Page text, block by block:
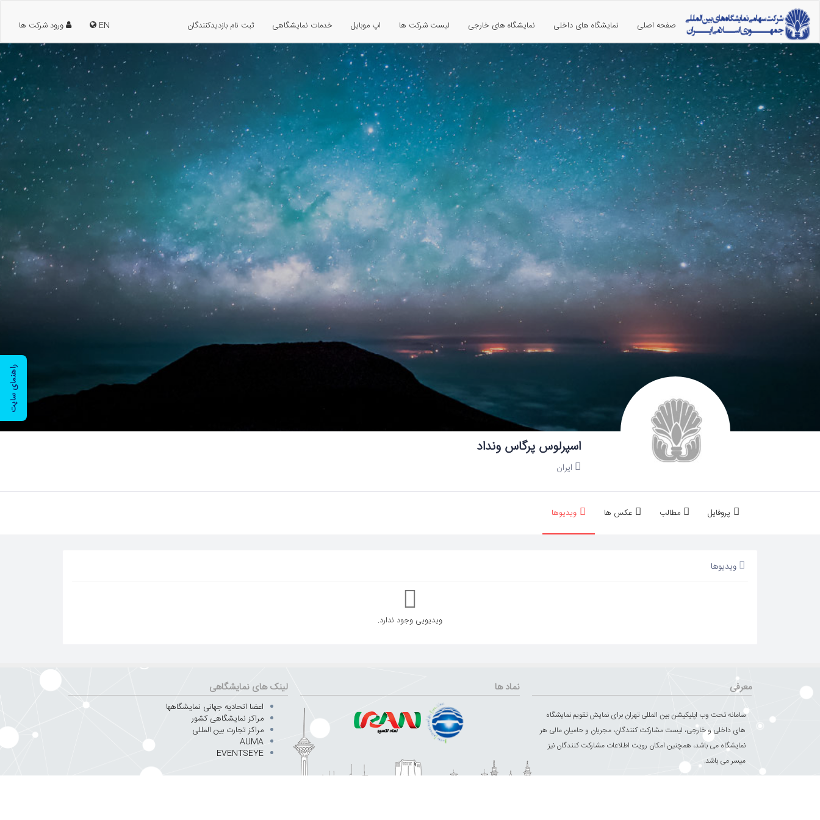
صفحه اصلی نمایشگاه های داخلی نمایشگاه های خارجی لیست شرکت ها اپ موبایل خدمات نمایشگاهی ثبت نام بازدیدکنندگان EN ورود شرکت ها
راهنمای سایت
اسپرلوس پرگاس ونداد
ایران
پروفایل مطالب عکس ها ویدیوها
ویدیوها
ویدیویی وجود ندارد.
معرفی
سامانه تحت وب اپلیکیشن بین المللی تهران برای نمایش تقویم نمایشگاه
های داخلی و خارجی، لیست مشارکت کنندگان، مجریان و حامیان مالی هر
نمایشگاه می باشد، همچنین امکان رویت اطلاعات مشارکت کنندگان نیز
میسر می باشد.
نماد ها لینک های نمایشگاهی
اعضا اتحادیه جهانی نمایشگاهها
مراکز نمایشگاهی کشور
مراکز تجارت بین المللی
AUMA
EVENTSEYE